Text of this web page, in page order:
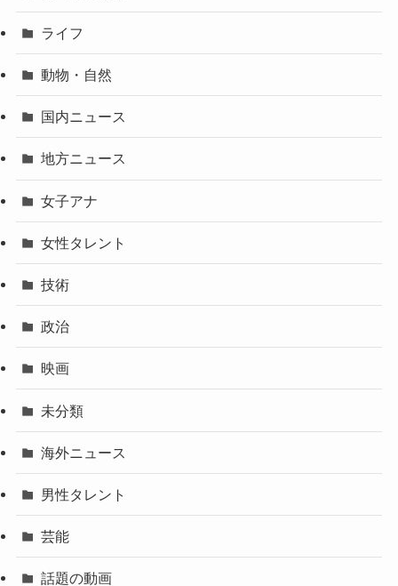
ライフ
動物・自然
国内ニュース
地方ニュース
女子アナ
女性タレント
技術
政治
映画
未分類
海外ニュース
男性タレント
芸能
話題の動画